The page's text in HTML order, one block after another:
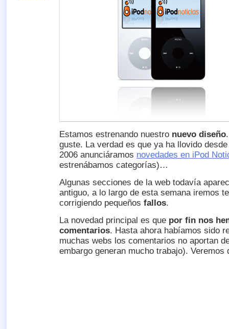
Estamos estrenando nuestro nuevo diseño
guste. La verdad es que ya ha llovido
2006 anunciáramos novedades en iPod
estrenábamos categorías)…
Algunas secciones de la web todavía
antiguo, a lo largo de esta semana iremos
corrigiendo pequeños fallos.
La novedad principal es que por fin nos
comentarios. Hasta ahora habíamos sido
muchas webs los comentarios no aportan
embargo generan mucho trabajo).